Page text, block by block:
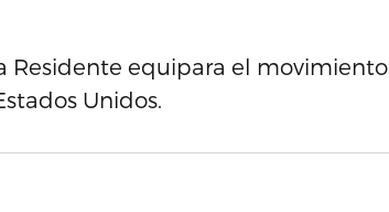
Residente equipara el movimiento
Unidos.